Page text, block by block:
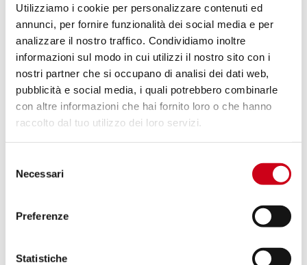
Utilizziamo i cookie per personalizzare contenuti ed
annunci, per fornire funzionalità dei social media e per
analizzare il nostro traffico. Condividiamo inoltre
informazioni sul modo in cui utilizzi il nostro sito con i
nostri partner che si occupano di analisi dei dati web,
pubblicità e social media, i quali potrebbero combinarle
con altre informazioni che hai fornito loro o che hanno
raccolto dal tuo utilizzo dei loro servizi.
delNecessari
Preferenze
Statistiche
1 240,00 CHF
PRODUIT